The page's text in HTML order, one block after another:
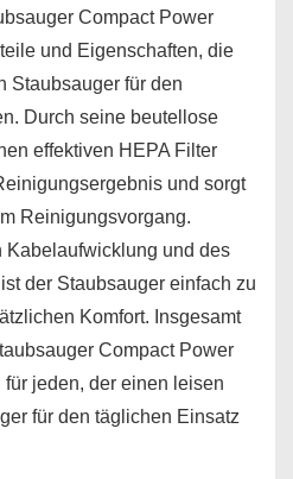
Compact Power
und Eigenschaften, die
Staubsauger für den
Durch seine beutellose
effektiven HEPA Filter
und sorgt
Reinigungsvorgang.
Kabelaufwicklung und des
der Staubsauger einfach zu
Komfort. Insgesamt
Compact Power
jeden, der einen leisen
für den täglichen Einsatz